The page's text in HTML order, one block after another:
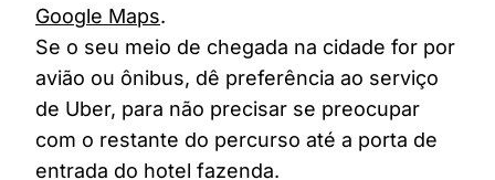
Google Maps.
Se o seu meio de chegada na cidade for por
avião ou ônibus, dê preferência ao serviço
de Uber, para não precisar se preocupar
com o restante do percurso até a porta de
entrada do hotel fazenda.